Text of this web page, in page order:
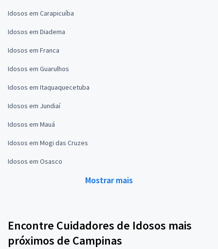
Idosos em Carapicuíba
Idosos em Diadema
Idosos em Franca
Idosos em Guarulhos
Idosos em Itaquaquecetuba
Idosos em Jundiaí
Idosos em Mauá
Idosos em Mogi das Cruzes
Idosos em Osasco
Mostrar mais
Encontre Cuidadores de Idosos mais
próximos de Campinas